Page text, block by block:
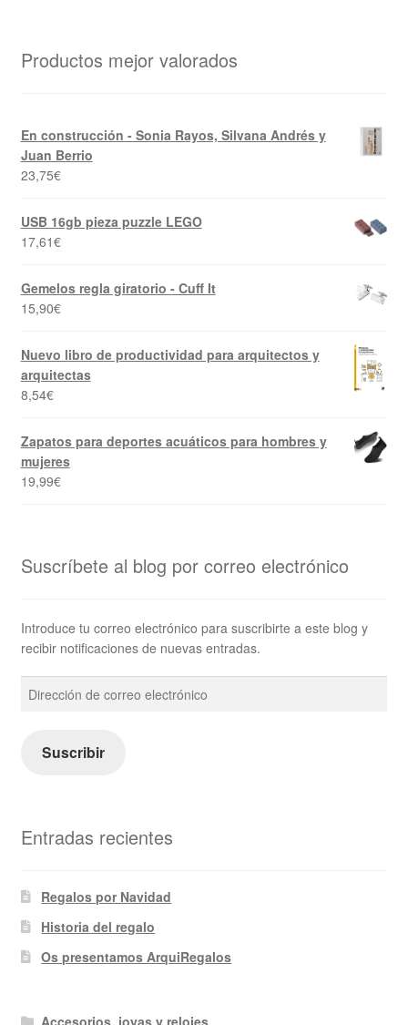
Productos mejor valorados
En construcción - Sonia Rayos, Silvana Andrés y
Juan Berrio
23,75€
USB 16gb pieza puzzle LEGO
17,61€
Gemelos regla giratorio - Cuff It
15,90€
Nuevo libro de productividad para arquitectos y
arquitectas
8,54€
Zapatos para deportes acuáticos para hombres y
mujeres
19,99€
Suscríbete al blog por correo electrónico
Introduce tu correo electrónico para suscribirte a este blog y
recibir notificaciones de nuevas entradas.
de
electrónico
Suscribir
Entradas recientes
Regalos por Navidad
Historia del regalo
Os presentamos ArquiRegalos